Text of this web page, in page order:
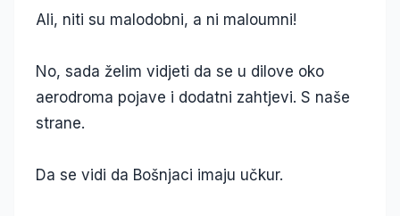
Ali, niti su malodobni, a ni maloumni!
No, sada želim vidjeti da se u dilove oko
aerodroma pojave i dodatni zahtjevi. S naše
strane.
Da se vidi da Bošnjaci imaju učkur.